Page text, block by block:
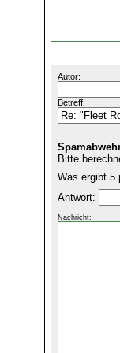
Autor:
Betreff:
Bitte
Was ergibt 5
Antwort:
Nachricht: